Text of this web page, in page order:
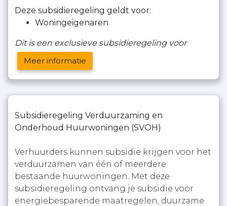
Deze subsidieregeling geldt voor:
Woningeigenaren
Dit is een exclusieve subsidieregeling voor
Meer informatie
Subsidieregeling Verduurzaming en
Onderhoud Huurwoningen (SVOH)
Verhuurders kunnen subsidie krijgen voor het
verduurzamen van één of meerdere
bestaande huurwoningen. Met deze
subsidieregeling ontvang je subsidie voor
energiebesparende maatregelen, duurzame